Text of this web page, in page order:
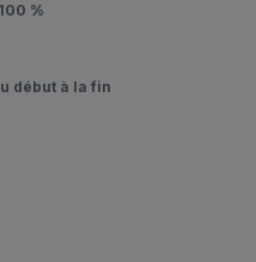
%
début à la fin